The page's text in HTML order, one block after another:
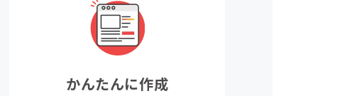
かんたんに作成